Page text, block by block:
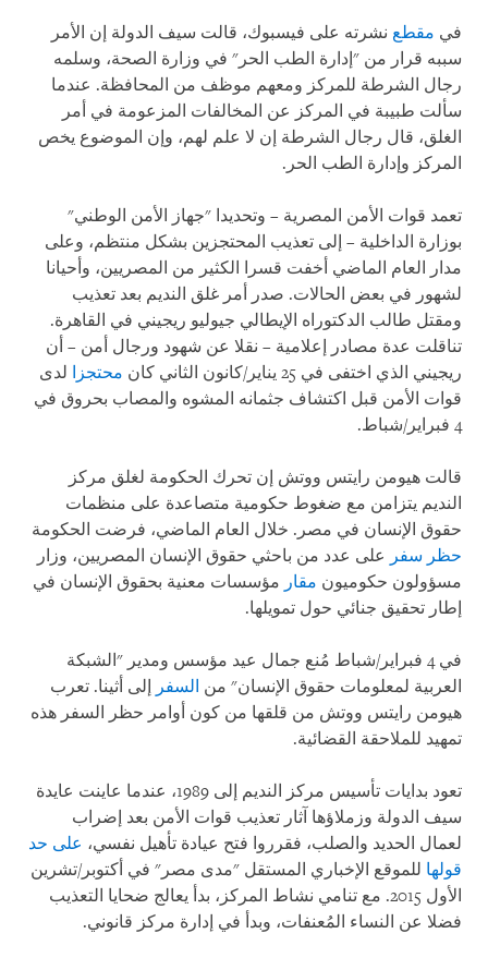
في مقطع نشرته على فيسبوك، قالت سيف الدولة إن الأمر
سببه قرار من "إدارة الطب الحر" في وزارة الصحة، وسلمه
رجال الشرطة للمركز ومعهم موظف من المحافظة. عندما
سألت طبيبة في المركز عن المخالفات المزعومة في أمر
الغلق، قال رجال الشرطة إن لا علم لهم، وإن الموضوع يخص
المركز وإدارة الطب الحر.
تعمد قوات الأمن المصرية – وتحديدا "جهاز الأمن الوطني"
بوزارة الداخلية – إلى تعذيب المحتجزين بشكل منتظم، وعلى
مدار العام الماضي أخفت قسرا الكثير من المصريين، وأحيانا
لشهور في بعض الحالات. صدر أمر غلق النديم بعد تعذيب
ومقتل طالب الدكتوراه الإيطالي جيوليو ريجيني في القاهرة.
تناقلت عدة مصادر إعلامية – نقلا عن شهود ورجال أمن – أن
ريجيني الذي اختفى في 25 يناير/كانون الثاني كان
محتجزا لدى
قوات الأمن قبل اكتشاف جثمانه المشوه والمصاب بحروق في
4 فبراير/شباط.
قالت هيومن رايتس ووتش إن تحرك الحكومة لغلق مركز
النديم يتزامن مع ضغوط حكومية متصاعدة على منظمات
حقوق الإنسان في مصر. خلال العام الماضي، فرضت الحكومة
حظر سفر على عدد من باحثي حقوق الإنسان المصريين، وزار
مسؤولون حكوميون مقار مؤسسات معنية بحقوق الإنسان في
إطار تحقيق جنائي حول تمويلها.
في 4 فبراير/شباط مُنع جمال عيد مؤسس ومدير "الشبكة
العربية لمعلومات حقوق الإنسان" من السفر إلى أثينا. تعرب
هيومن رايتس ووتش من قلقها من كون أوامر حظر السفر هذه
تمهيد للملاحقة القضائية.
تعود بدايات تأسيس مركز النديم إلى 1989، عندما عاينت عايدة
سيف الدولة وزملاؤها آثار تعذيب قوات الأمن بعد إضراب
لعمال الحديد والصلب، فقرروا فتح عيادة تأهيل نفسي، على حد
قولها للموقع الإخباري المستقل "مدى مصر" في أكتوبر/تشرين
الأول 2015. مع تنامي نشاط المركز، بدأ يعالج ضحايا التعذيب
فضلا عن النساء المُعنفات، وبدأ في إدارة مركز قانوني.